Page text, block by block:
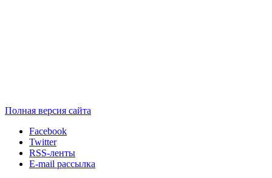
Полная версия сайта
Facebook
Twitter
RSS-ленты
E-mail рассылка